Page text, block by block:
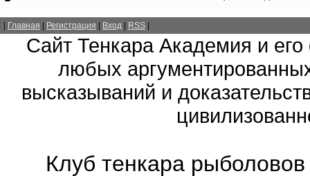
Главная Регистрация Вход RSS
Сайт Тенкара Академия и
любых
высказываний и
Клуб тенкара